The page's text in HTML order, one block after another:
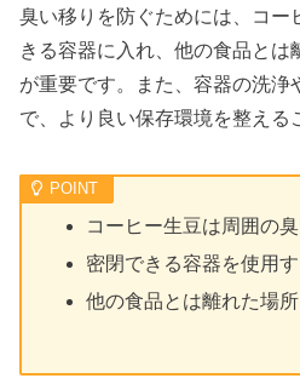
臭い移りを防ぐためには、コー
きる容器に入れ、他の食品とは
が重要です。また、容器の洗浄
で、より良い保存環境を整える
コーヒー生豆は周囲の
密閉できる容器を使用
他の食品とは離れた場